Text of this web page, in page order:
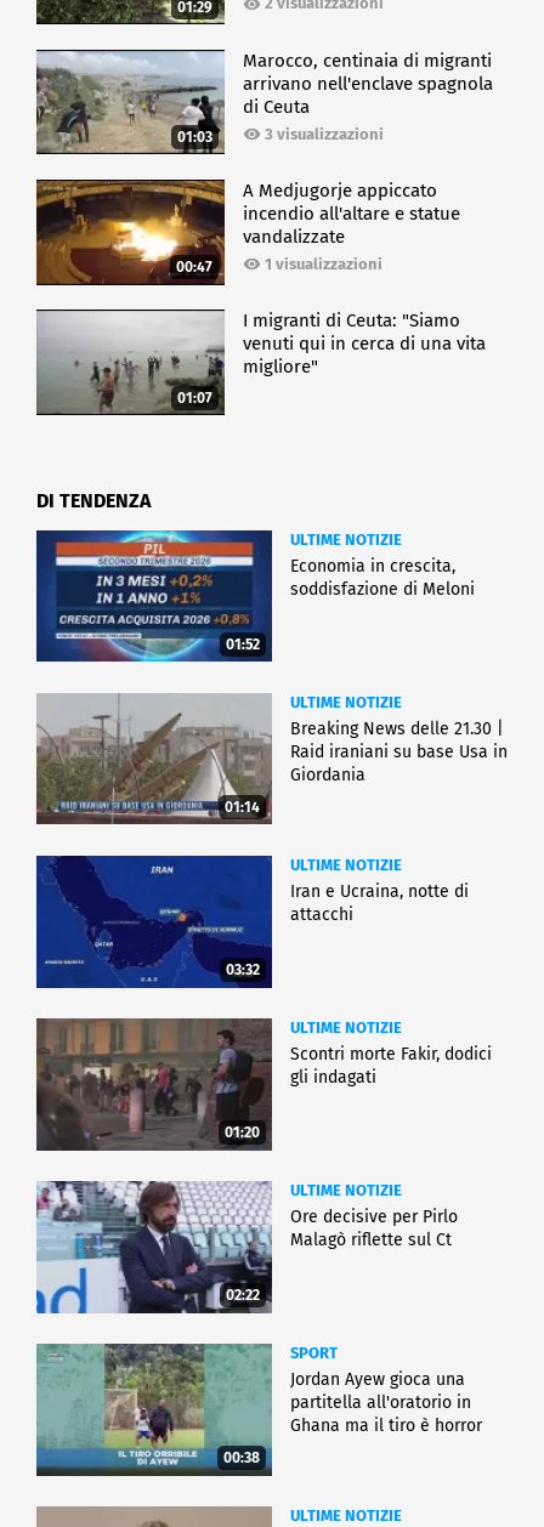
01:29
01:03
Marocco, centinaia di migranti
arrivano nell'enclave spagnola
di Ceuta
3 visualizzazioni
00:47
A Medjugorje appiccato
incendio all'altare e statue
vandalizzate
1 visualizzazioni
01:07
I migranti di Ceuta: "Siamo
venuti qui in cerca di una vita
migliore"
DI TENDENZA
01:52
ULTIME NOTIZIE
Economia in crescita,
soddisfazione di Meloni
01:14
ULTIME NOTIZIE
Breaking News delle 21.30 |
Raid iraniani su base Usa in
Giordania
03:32
ULTIME NOTIZIE
Iran e Ucraina, notte di
attacchi
01:20
ULTIME NOTIZIE
Scontri morte Fakir, dodici
gli indagati
02:22
ULTIME NOTIZIE
Ore decisive per Pirlo
Malagò riflette sul Ct
00:38
SPORT
Jordan Ayew gioca una
partitella all'oratorio in
Ghana ma il tiro è horror
ULTIME NOTIZIE